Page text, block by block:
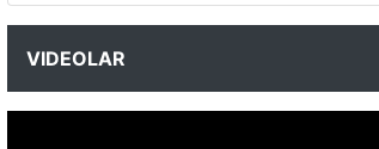
VIDEOLAR